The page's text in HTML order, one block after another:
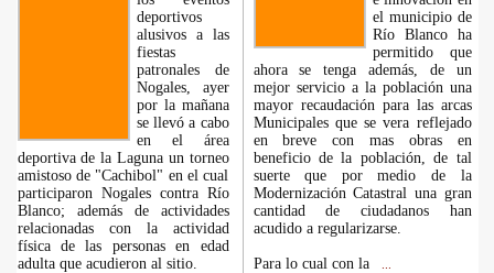
deportivos
alusivos a las
fiestas
patronales de
Nogales, ayer
por la mañana
se llevó a cabo
en el área
deportiva de la Laguna un torneo
amistoso de "Cachibol" en el cual
participaron Nogales contra Río
Blanco; además de actividades
relacionadas con la actividad
física de las personas en edad
adulta que acudieron al sitio.
el municipio de
Río Blanco ha
permitido que
ahora se tenga además, de un
mejor servicio a la población una
mayor recaudación para las arcas
Municipales que se vera reflejado
en breve con mas obras en
beneficio de la población, de tal
suerte que por medio de la
Modernización Catastral una gran
cantidad de ciudadanos han
acudido a regularizarse.
Para lo cual con la